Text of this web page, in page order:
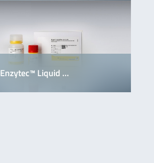
Enzytec™ Liquid …